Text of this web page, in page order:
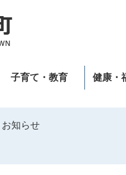
子育て・教育 健康・
お知らせ